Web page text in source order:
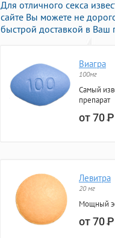
Для отличного секса
сайте Вы можете не
быстрой доставкой в Ваш
Виагра
100мг
Самый
препарат
от 70Р
Левитра
20 мг
Мощный
от 70Р